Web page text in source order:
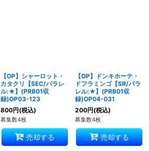
【OP】シャーロット・
カタクリ【SEC/パラレ
ル:★】(PRB01収
録)OP03-123
800円(税込)
募集数4枚
売却する
【OP】ドンキホーテ・
ドフラミンゴ【SR/パラ
レル:★】(PRB01収
録)OP04-031
200円(税込)
募集数4枚
売却する